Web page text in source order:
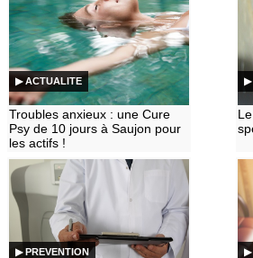
▶ ACTUALITE
Troubles anxieux : une Cure
Psy de 10 jours à Saujon pour
les actifs !
▶
▶ PREVENTION ▶